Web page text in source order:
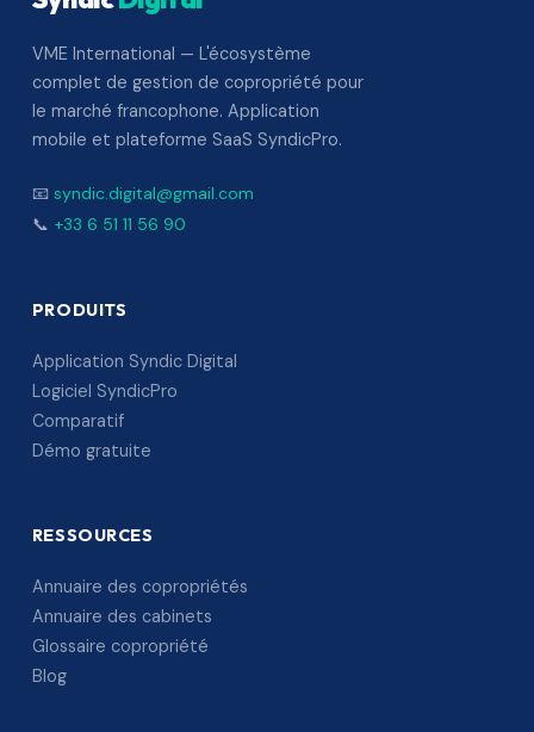
VME International — L'écosystème
complet de gestion de copropriété pour
le marché francophone. Application
mobile et plateforme SaaS SyndicPro.
📧 syndic.digital@gmail.com
📞 +33 6 51 11 56 90
PRODUITS
Application Syndic Digital
Logiciel SyndicPro
Comparatif
Démo gratuite
RESSOURCES
Annuaire des copropriétés
Annuaire des cabinets
Glossaire copropriété
Blog